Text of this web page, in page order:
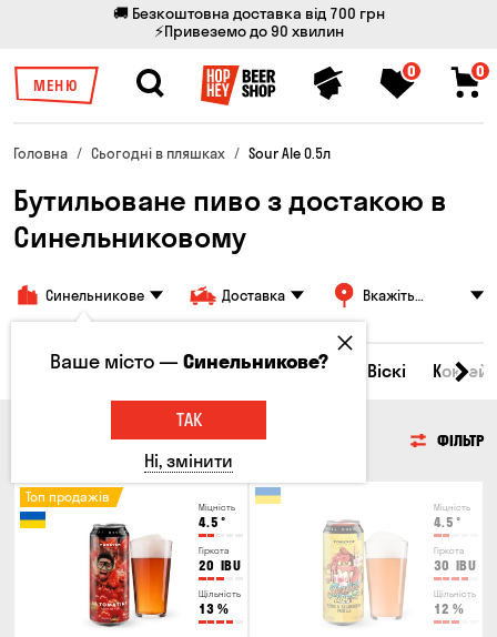
🚚 Безкоштовна доставка від 700 грн
⚡Привеземо до 90 хвилин
МЕНЮ
0 0
Головна Сьогодні в пляшках Sour Ale 0.5л
Бутильоване пиво з достакою в
Синельниковому
Синельникове Доставка
Вкажіть
Всі товари Пиво Сидр Вино Віскі
ФІЛЬТР
Міцність
4.5 °
Гіркота
20 IBU
Щільність
13 %
Топ продажів
Міцність
4.5 °
Гіркота
30 IBU
Щільність
12 %
Ваше місто —Синельникове?
ТАК
Ні, змінити